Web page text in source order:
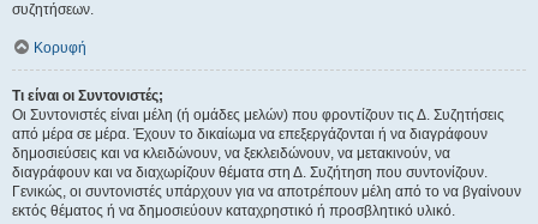
συζητήσεων.
Κορυφή
Τι είναι οι Συντονιστές;
Οι Συντονιστές είναι μέλη (ή ομάδες μελών) που φροντίζουν τις Δ. Συζητήσεις
από μέρα σε μέρα. Έχουν το δικαίωμα να επεξεργάζονται ή να διαγράφουν
δημοσιεύσεις και να κλειδώνουν, να ξεκλειδώνουν, να μετακινούν, να
διαγράφουν και να διαχωρίζουν θέματα στη Δ. Συζήτηση που συντονίζουν.
Γενικώς, οι συντονιστές υπάρχουν για να αποτρέπουν μέλη από το να βγαίνουν
εκτός θέματος ή να δημοσιεύουν καταχρηστικό ή προσβλητικό υλικό.